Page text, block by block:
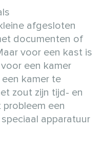
afgesloten
documenten of
voor een kast is
een kamer
kamer te
zout zijn tijd- en
een
apparatuur